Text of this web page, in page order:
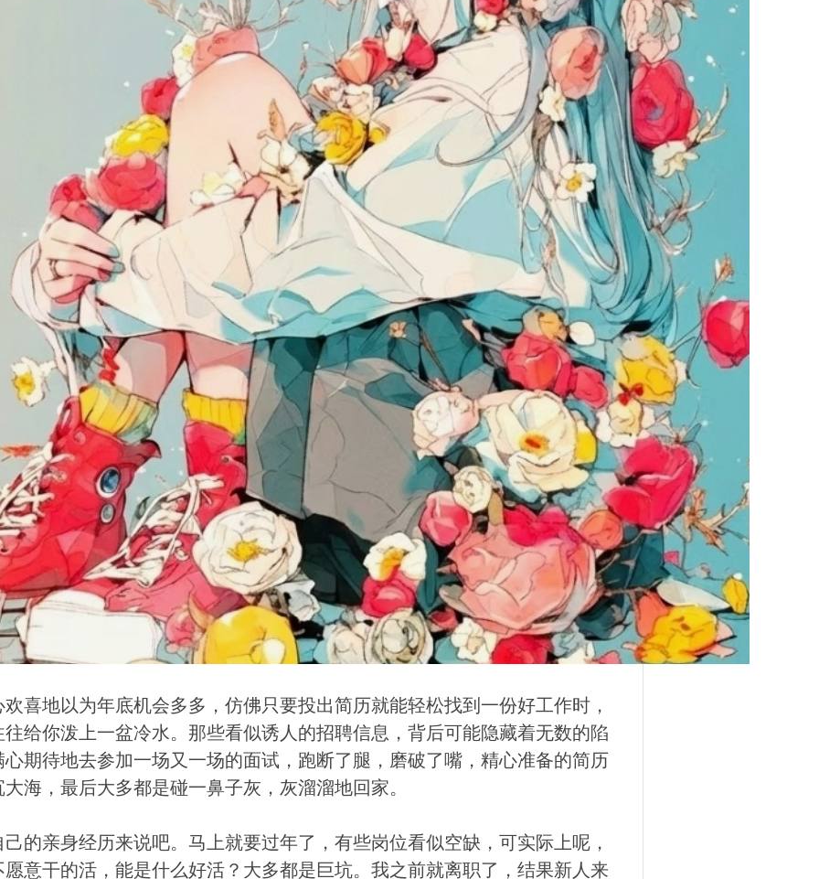
喜地以为年底机会多多，仿佛只要投出简历就能轻松找到一份好工作时，
往给你泼上一盆冷水。那些看似诱人的招聘信息，背后可能隐藏着无数的陷
心期待地去参加一场又一场的面试，跑断了腿，磨破了嘴，精心准备的简历
海，最后大多都是碰一鼻子灰，灰溜溜地回家。
的亲身经历来说吧。马上就要过年了，有些岗位看似空缺，可实际上呢，
愿意干的活，能是什么好活？大多都是巨坑。我之前就离职了，结果新人来